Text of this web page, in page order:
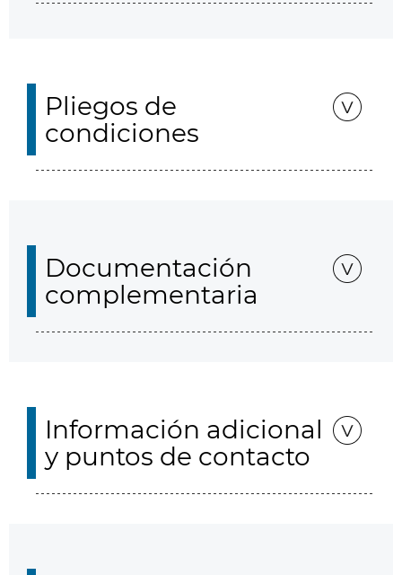
Pliegos de
condiciones
Documentación
complementaria
Información adicional
y puntos de contacto